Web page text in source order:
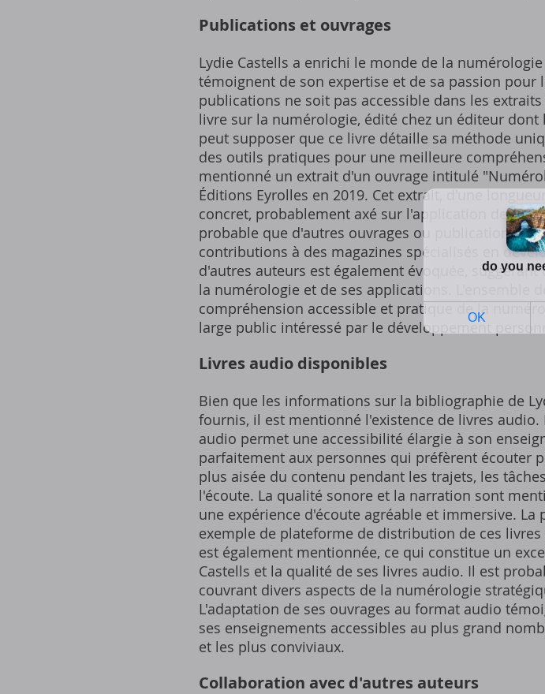
Publications et ouvrages
Lydie Castells a enrichi le monde de la
témoignent de son expertise et de sa passion pour
publications ne soit pas accessible dans les
livre sur la numérologie, édité chez un éditeur
peut supposer que ce livre détaille sa méthode
des outils pratiques pour une meilleure
mentionné un extrait d'un ouvrage intitulé
Éditions Eyrolles en 2019. Cet extrait, d'une
concret, probablement axé sur l'application de la
probable que d'autres ouvrages ou publications
contributions à des magazines spécialisés en
d'autres auteurs est également évoquée,
la numérologie et de ses applications. L'ensemble
compréhension accessible et pratique de la
large public intéressé par le développement
Livres audio disponibles
Bien que les informations sur la bibliographie de
fournis, il est mentionné l'existence de livres
audio permet une accessibilité élargie à son
parfaitement aux personnes qui préfèrent écouter
plus aisée du contenu pendant les trajets, les
l'écoute. La qualité sonore et la narration sont
une expérience d'écoute agréable et immersive.
exemple de plateforme de distribution de ces
est également mentionnée, ce qui constitue un
Castells et la qualité de ses livres audio. Il est
couvrant divers aspects de la numérologie
L'adaptation de ses ouvrages au format audio
ses enseignements accessibles au plus grand
et les plus conviviaux.
Collaboration avec d'autres auteurs